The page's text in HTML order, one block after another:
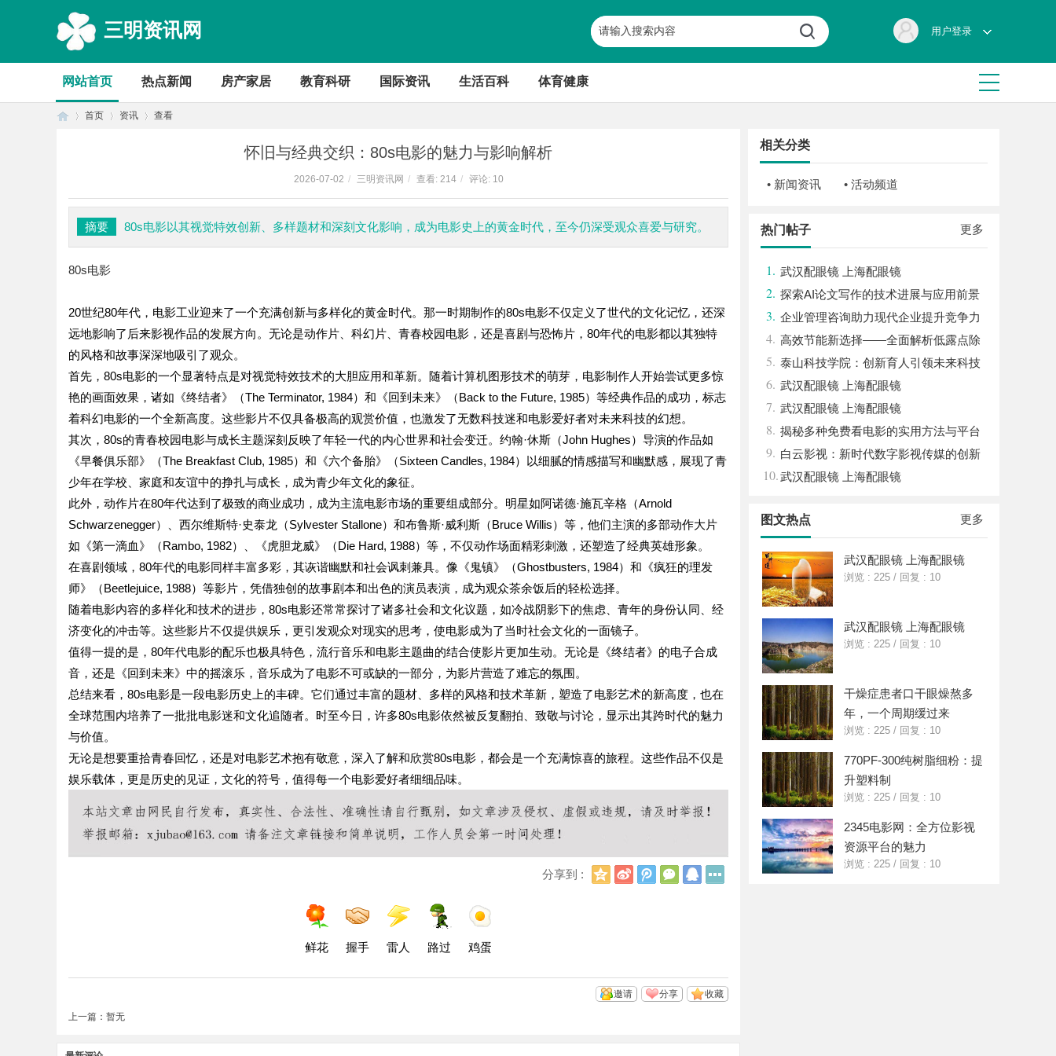
三明资讯网 用户登录
网站首页 热点新闻 房产家居 教育科研 国际资讯 生活百科 体育健康
首页 资讯 查看
怀旧与经典交织：80s电影的魅力与影响解析
2026-07-02 / 三明资讯网 / 查看: 214 / 评论: 10
摘要 80s电影以其视觉特效创新、多样题材和深刻文化影响，成为电影史上的黄金时代，至今仍深受观众喜爱与研究。
80s电影
20世纪80年代，电影工业迎来了一个充满创新与多样化的黄金时代。那一时期制作的80s电影不仅定义了世代的文化记忆，还深
远地影响了后来影视作品的发展方向。无论是动作片、科幻片、青春校园电影，还是喜剧与恐怖片，80年代的电影都以其独特
的风格和故事深深地吸引了观众。
首先，80s电影的一个显著特点是对视觉特效技术的大胆应用和革新。随着计算机图形技术的萌芽，电影制作人开始尝试更多惊
艳的画面效果，诸如《终结者》（The Terminator, 1984）和《回到未来》（Back to the Future, 1985）等经典作品的成功，标志
着科幻电影的一个全新高度。这些影片不仅具备极高的观赏价值，也激发了无数科技迷和电影爱好者对未来科技的幻想。
其次，80s的青春校园电影与成长主题深刻反映了年轻一代的内心世界和社会变迁。约翰·休斯（John Hughes）导演的作品如
《早餐俱乐部》（The Breakfast Club, 1985）和《六个备胎》（Sixteen Candles, 1984）以细腻的情感描写和幽默感，展现了青
少年在学校、家庭和友谊中的挣扎与成长，成为青少年文化的象征。
此外，动作片在80年代达到了极致的商业成功，成为主流电影市场的重要组成部分。明星如阿诺德·施瓦辛格（Arnold
Schwarzenegger）、西尔维斯特·史泰龙（Sylvester Stallone）和布鲁斯·威利斯（Bruce Willis）等，他们主演的多部动作大片
如《第一滴血》（Rambo, 1982）、《虎胆龙威》（Die Hard, 1988）等，不仅动作场面精彩刺激，还塑造了经典英雄形象。
在喜剧领域，80年代的电影同样丰富多彩，其诙谐幽默和社会讽刺兼具。像《鬼镇》（Ghostbusters, 1984）和《疯狂的理发
师》（Beetlejuice, 1988）等影片，凭借独创的故事剧本和出色的演员表演，成为观众茶余饭后的轻松选择。
随着电影内容的多样化和技术的进步，80s电影还常常探讨了诸多社会和文化议题，如冷战阴影下的焦虑、青年的身份认同、经
济变化的冲击等。这些影片不仅提供娱乐，更引发观众对现实的思考，使电影成为了当时社会文化的一面镜子。
值得一提的是，80年代电影的配乐也极具特色，流行音乐和电影主题曲的结合使影片更加生动。无论是《终结者》的电子合成
音，还是《回到未来》中的摇滚乐，音乐成为了电影不可或缺的一部分，为影片营造了难忘的氛围。
总结来看，80s电影是一段电影历史上的丰碑。它们通过丰富的题材、多样的风格和技术革新，塑造了电影艺术的新高度，也在
全球范围内培养了一批批电影迷和文化追随者。时至今日，许多80s电影依然被反复翻拍、致敬与讨论，显示出其跨时代的魅力
与价值。
无论是想要重拾青春回忆，还是对电影艺术抱有敬意，深入了解和欣赏80s电影，都会是一个充满惊喜的旅程。这些作品不仅是
娱乐载体，更是历史的见证，文化的符号，值得每一个电影爱好者细细品味。
分享到 :
Q
新
浪
腾
讯
微
信
Q
鲜花 握手 雷人 路过 鸡蛋
收藏
分享
邀请
上一篇：暂无
相关分类
• 新闻资讯 • 活动频道
更多
热门帖子
1. 武汉配眼镜 上海配眼镜
2. 探索AI论文写作的技术进展与应用前景
3. 企业管理咨询助力现代企业提升竞争力
的实践与策略
4. 高效节能新选择——全面解析低露点除
湿机的应用与优势
5. 泰山科技学院：创新育人引领未来科技
发展新高地
6. 武汉配眼镜 上海配眼镜
7. 武汉配眼镜 上海配眼镜
8. 揭秘多种免费看电影的实用方法与平台
推荐
9. 白云影视：新时代数字影视传媒的创新
力量
10.武汉配眼镜 上海配眼镜
更多
图文热点
武汉配眼镜 上海配眼镜
浏览 : 225 / 回复 : 10
武汉配眼镜 上海配眼镜
浏览 : 225 / 回复 : 10
干燥症患者口干眼燥熬多
年，一个周期缓过来
浏览 : 225 / 回复 : 10
770PF-300纯树脂细粉：提
升塑料制
浏览 : 225 / 回复 : 10
2345电影网：全方位影视
资源平台的魅力
浏览 : 225 / 回复 : 10